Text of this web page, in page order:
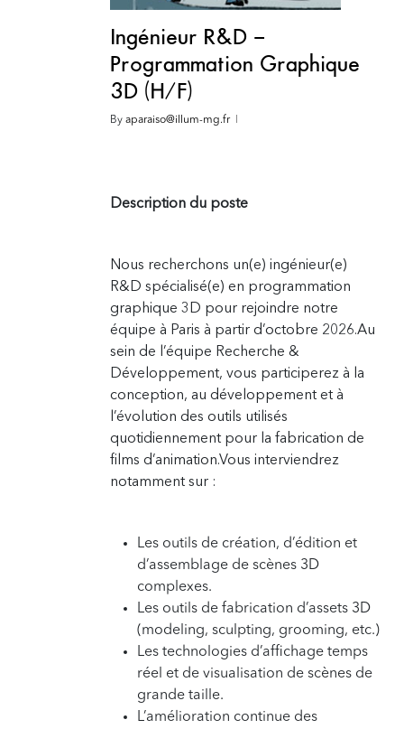
Ingénieur R&D –
Programmation Graphique
3D (H/F)
By aparaiso@illum-mg.fr
Description du poste
Nous recherchons un(e) ingénieur(e)
R&D spécialisé(e) en programmation
graphique 3D pour rejoindre notre
équipe à Paris à partir d’octobre 2026.Au
sein de l’équipe Recherche &
Développement, vous participerez à la
conception, au développement et à
l’évolution des outils utilisés
quotidiennement pour la fabrication de
films d’animation.Vous interviendrez
notamment sur :
Les outils de création, d’édition et
d’assemblage de scènes 3D
complexes.
Les outils de fabrication d’assets 3D
(modeling, sculpting, grooming, etc.)
Les technologies d’affichage temps
réel et de visualisation de scènes de
grande taille.
L’amélioration continue des